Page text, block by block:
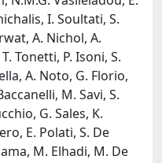
I. Soultati, S.
A. Nichol, A.
Tonetti, P. Isoni, S.
A. Noto, G. Florio,
M. Savi, S.
G. Sales, K.
E. Polati, S. De
M. Elhadi, M. De